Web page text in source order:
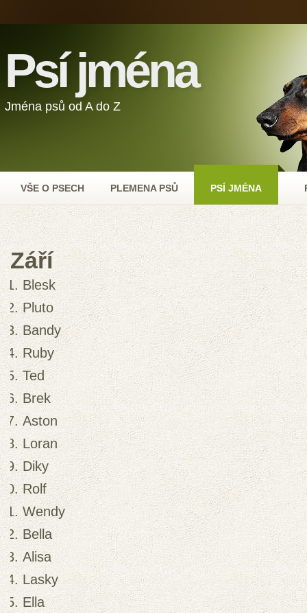
Psí jména
Jména psů od A do Z
VŠE O PSECH PLEMENA PSŮ PSÍ JMÉNA
Září
Blesk
Pluto
Bandy
Ruby
Ted
Brek
Aston
Loran
Diky
Rolf
Wendy
Bella
Alisa
Lasky
Ella